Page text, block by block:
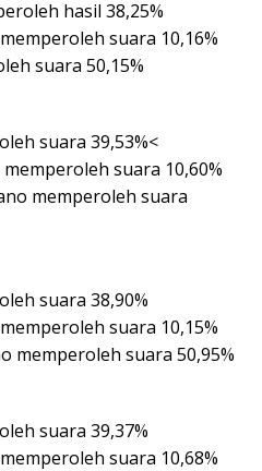
hasil 38,25%
suara 10,16%
suara 50,15%
suara 39,53%<
suara 10,60%
memperoleh suara
suara 38,90%
suara 10,15%
memperoleh suara 50,95%
suara 39,37%
suara 10,68%